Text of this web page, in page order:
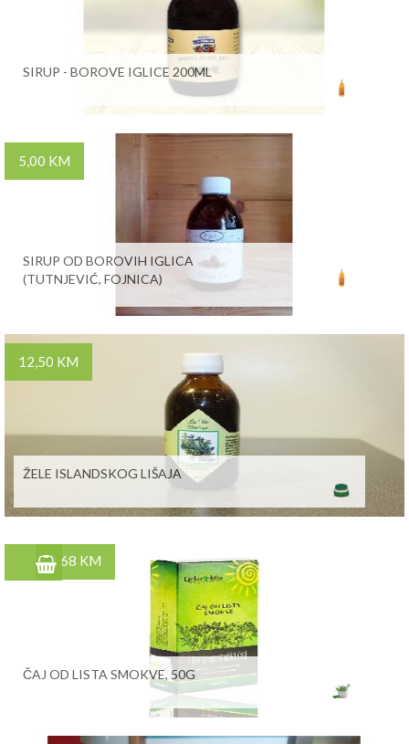
SIRUP - BOROVE IGLICE 200ML
5,00 KM
SIRUP OD BOROVIH IGLICA
(TUTNJEVIĆ, FOJNICA)
12,50 KM
ŽELE ISLANDSKOG LIŠAJA
4,68 KM
ČAJ OD LISTA SMOKVE, 50G